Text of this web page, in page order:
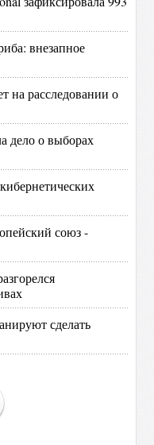
внезапное
на расследовании о
дело о выборах
союз -
сделать